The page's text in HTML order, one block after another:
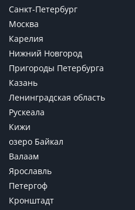
Санкт-Петербург
Москва
Карелия
Нижний Новгород
Пригороды Петербурга
Казань
Ленинградская область
Рускеала
Кижи
озеро Байкал
Валаам
Ярославль
Петергоф
Кронштадт